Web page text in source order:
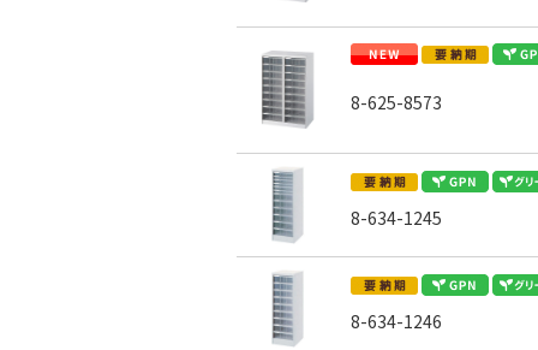
8-625-8573
8-634-1245
8-634-1246